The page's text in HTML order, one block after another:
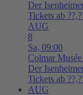
Der
Tickets ab
AUG
8
Sa, 09:00
Colmar
Der
Tickets ab
AUG